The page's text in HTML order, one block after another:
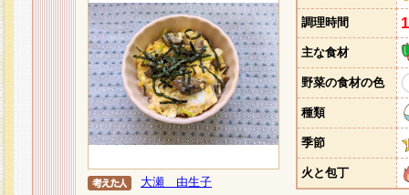
大瀬 由生子
調理時間
主な食材
野菜の食材の色
種類
季節
火と包丁